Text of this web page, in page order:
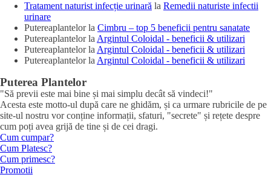
Tratament naturist infecție urinară la Remedii naturiste infectii
urinare
Putereaplantelorla Cimbru – top 5 beneficii pentru sanatate
Putereaplantelorla Argintul Coloidal - beneficii & utilizari
Putereaplantelorla Argintul Coloidal - beneficii & utilizari
Putereaplantelorla Argintul Coloidal - beneficii & utilizari
Puterea Plantelor
"Să previi este mai bine și mai simplu decât să vindeci!"
Acesta este motto-ul după care ne ghidăm, și ca urmare rubricile de pe
site-ul nostru vor conține informații, sfaturi, "secrete" și rețete despre
cum poți avea grijă de tine și de cei dragi.
Cum cumpar?
Cum Platesc?
Cum primesc?
Promotii